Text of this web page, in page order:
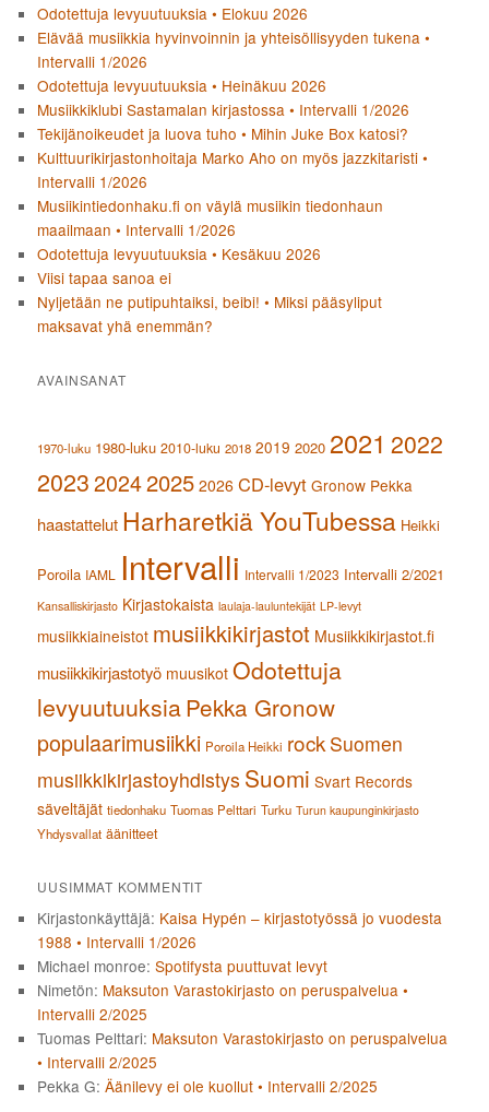
Odotettuja levyuutuuksia • Elokuu 2026
Elävää musiikkia hyvinvoinnin ja yhteisöllisyyden tukena •
Intervalli 1/2026
Odotettuja levyuutuuksia • Heinäkuu 2026
Musiikkiklubi Sastamalan kirjastossa • Intervalli 1/2026
Tekijänoikeudet ja luova tuho • Mihin Juke Box katosi?
Kulttuurikirjastonhoitaja Marko Aho on myös jazzkitaristi •
Intervalli 1/2026
Musiikintiedonhaku.fi on väylä musiikin tiedonhaun
maailmaan • Intervalli 1/2026
Odotettuja levyuutuuksia • Kesäkuu 2026
Viisi tapaa sanoa ei
Nyljetään ne putipuhtaiksi, beibi! • Miksi pääsyliput
maksavat yhä enemmän?
AVAINSANAT
1970-luku 1980-luku 2010-luku 2018 2019 2020 2021 2022
202320242025 2026 CD-levyt Gronow Pekka
haastattelut Harharetkiä YouTubessa Heikki
Poroila IAML Intervalli Intervalli 1/2023 Intervalli 2/2021
Kansalliskirjasto Kirjastokaista laulaja-lauluntekijät LP-levyt
musiikkiaineistot musiikkikirjastot Musiikkikirjastot.fi
musiikkikirjastotyö muusikot Odotettuja
levyuutuuksiaPekka Gronow
populaarimusiikki Poroila Heikki rockSuomen
musiikkikirjastoyhdistys Suomi Svart Records
säveltäjät tiedonhaku Tuomas Pelttari Turku Turun kaupunginkirjasto
Yhdysvallat äänitteet
UUSIMMAT KOMMENTIT
Kirjastonkäyttäjä: Kaisa Hypén – kirjastotyössä jo vuodesta
1988 • Intervalli 1/2026
Michael monroe:Spotifysta puuttuvat levyt
Nimetön: Maksuton Varastokirjasto on peruspalvelua •
Intervalli 2/2025
Tuomas Pelttari: Maksuton Varastokirjasto on peruspalvelua
• Intervalli 2/2025
Pekka G:Äänilevy ei ole kuollut • Intervalli 2/2025